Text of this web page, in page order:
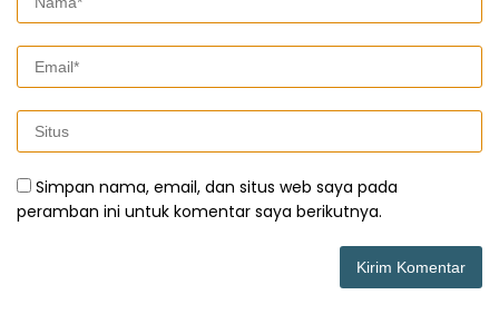
Simpan nama, email, dan situs web saya pada
peramban ini untuk komentar saya berikutnya.